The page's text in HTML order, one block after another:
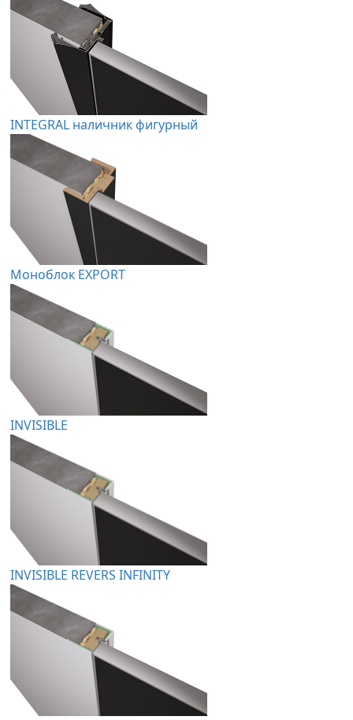
INTEGRAL наличник фигурный
Моноблок EXPORT
INVISIBLE
INVISIBLE REVERS INFINITY